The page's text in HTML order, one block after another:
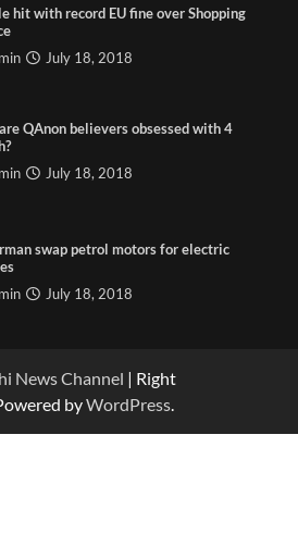
hit with record EU fine over Shopping
July 18, 2018
QAnon believers obsessed with 4
July 18, 2018
swap petrol motors for electric
July 18, 2018
News Channel | Right
byWordPress.